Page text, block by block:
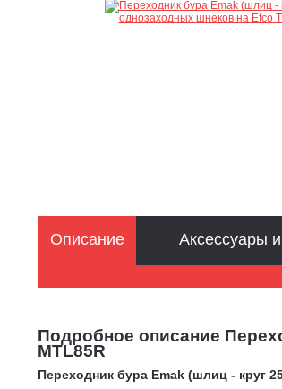
Подробное описание
MTL85R
Переходник бура Emak (шлиц - круг
Описание Аксессуары